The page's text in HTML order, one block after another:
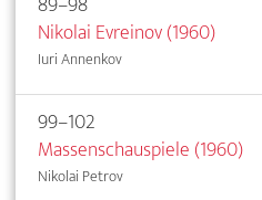
Nikolai Evreinov (1960)
Iuri Annenkov
99–102
Massenschauspiele (1960)
Nikolai Petrov